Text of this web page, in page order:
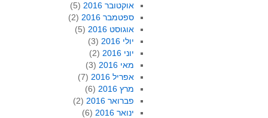
אוקטובר 2016
(5)
ספטמבר 2016
(2)
אוגוסט 2016
(5)
יולי 2016
(3)
יוני 2016
(2)
מאי 2016
(3)
אפריל 2016
(7)
מרץ 2016
(6)
פברואר 2016
(2)
ינואר 2016
(6)